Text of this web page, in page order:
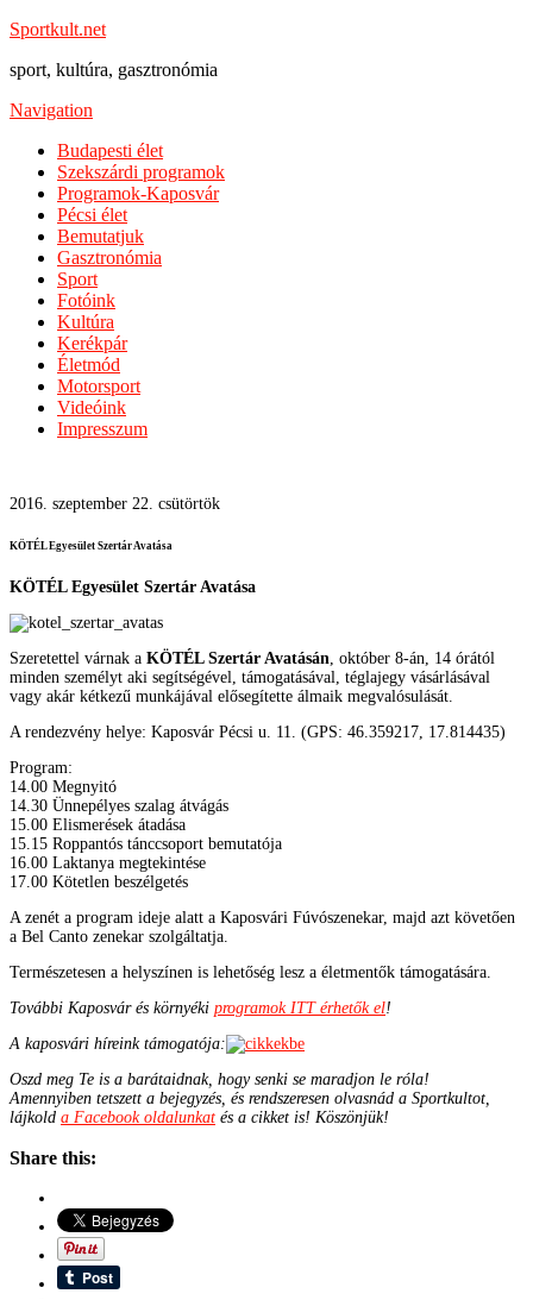
Sportkult.net
sport, kultúra, gasztronómia
Navigation
Budapesti élet
Szekszárdi programok
Programok-Kaposvár
Pécsi élet
Bemutatjuk
Gasztronómia
Sport
Fotóink
Kultúra
Kerékpár
Életmód
Motorsport
Videóink
Impresszum
2016. szeptember 22. csütörtök
KÖTÉL Egyesület Szertár Avatása
KÖTÉL Egyesület Szertár Avatása
Szeretettel várnak a KÖTÉL Szertár Avatásán , október 8-án, 14 órától
minden személyt aki segítségével, támogatásával, téglajegy vásárlásával
vagy akár kétkezű munkájával elősegítette álmaik megvalósulását.
A rendezvény helye: Kaposvár Pécsi u. 11. (GPS: 46.359217, 17.814435)
Program:
14.00 Megnyitó
14.30 Ünnepélyes szalag átvágás
15.00 Elismerések átadása
15.15 Roppantós tánccsoport bemutatója
16.00 Laktanya megtekintése
17.00 Kötetlen beszélgetés
A zenét a program ideje alatt a Kaposvári Fúvószenekar, majd azt követően
a Bel Canto zenekar szolgáltatja.
Természetesen a helyszínen is lehetőség lesz a életmentők támogatására.
További Kaposvár és környéki programok ITT érhetők el!
A kaposvári híreink támogatója:
Oszd meg Te is a barátaidnak, hogy senki se maradjon le róla!
Amennyiben tetszett a bejegyzés, és rendszeresen olvasnád a Sportkultot,
lájkold a Facebook oldalunkat és a cikket is! Köszönjük!
Share this: